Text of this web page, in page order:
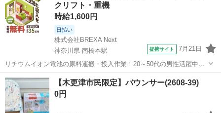
クリフト・重機
時給1,600円
日払い
株式会社BREXA Next
神奈川県 南橋本駅
提携サイト 7月21日
リチウムイオン電池の原料運搬・投入作業！20～50代の男性活躍中★
ワンルーム寮完備！赴任旅費会社負担！年間休日130日★フォークリフ
ト免許お持ちの方、活躍中！就業先食堂利用可★《神奈川県相模原
市》 人気の工場のお仕事 ◇電...
神奈川 相模原市 南橋本駅 その他
【木更津市民限定】バウンサー(2608-39)
0円